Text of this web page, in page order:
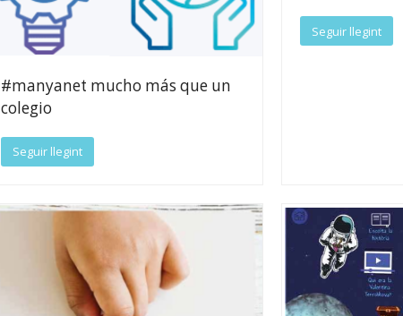
#manyanet mucho más que un
colegio
Seguir llegint
Seguir llegint